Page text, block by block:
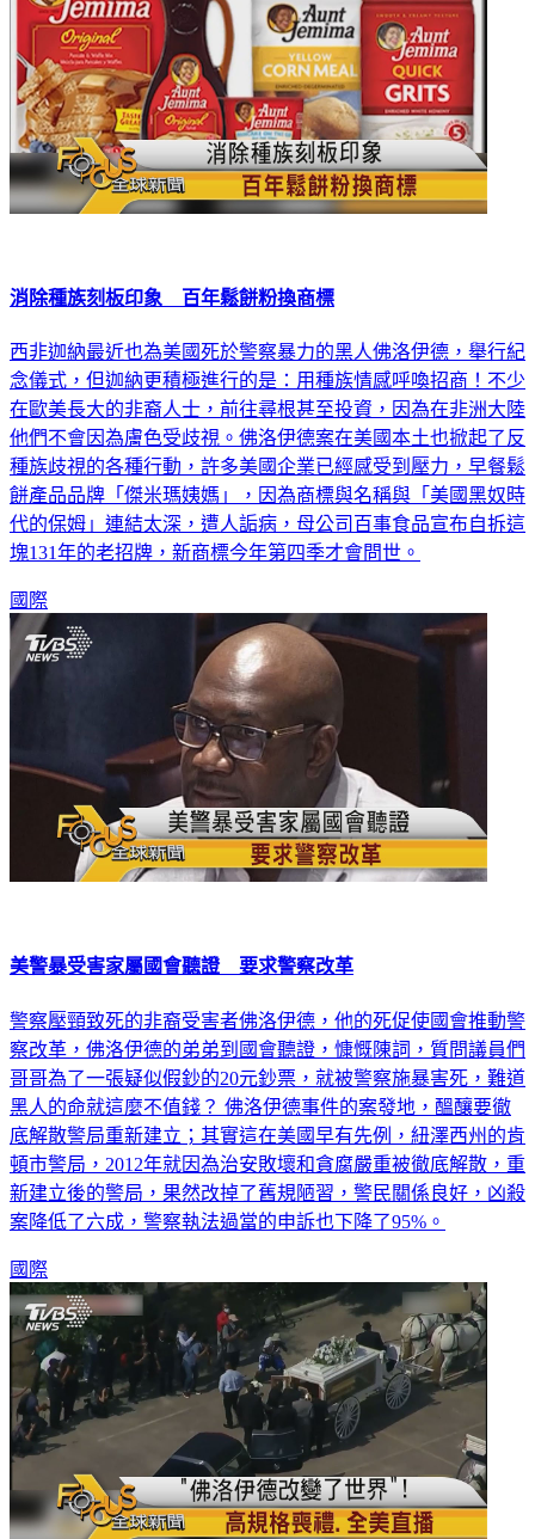
消除種族刻板印象 百年鬆餅粉換商標
西非迦納最近也為美國死於警察暴力的黑人佛洛伊德，舉行紀
念儀式，但迦納更積極進行的是：用種族情感呼喚招商！不少
在歐美長大的非裔人士，前往尋根甚至投資，因為在非洲大陸
他們不會因為膚色受歧視。佛洛伊德案在美國本土也掀起了反
種族歧視的各種行動，許多美國企業已經感受到壓力，早餐鬆
餅產品品牌「傑米瑪姨媽」，因為商標與名稱與「美國黑奴時
代的保姆」連結太深，遭人詬病，母公司百事食品宣布自拆這
塊131年的老招牌，新商標今年第四季才會問世。
國際
美警暴受害家屬國會聽證 要求警察改革
警察壓頸致死的非裔受害者佛洛伊德，他的死促使國會推動警
察改革，佛洛伊德的弟弟到國會聽證，慷慨陳詞，質問議員們
哥哥為了一張疑似假鈔的20元鈔票，就被警察施暴害死，難道
黑人的命就這麼不值錢？ 佛洛伊德事件的案發地，醞釀要徹
底解散警局重新建立；其實這在美國早有先例，紐澤西州的肯
頓市警局，2012年就因為治安敗壞和貪腐嚴重被徹底解散，重
新建立後的警局，果然改掉了舊規陋習，警民關係良好，凶殺
案降低了六成，警察執法過當的申訴也下降了95%。
國際